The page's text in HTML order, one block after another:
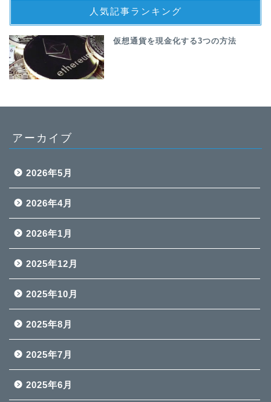
人気記事ランキング
仮想通貨を現金化する3つの方法
アーカイブ
2026年5月
2026年4月
2026年1月
2025年12月
2025年10月
2025年8月
2025年7月
2025年6月